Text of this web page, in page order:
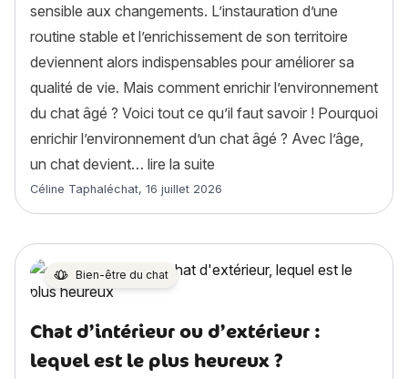
sensible aux changements. L’instauration d’une
routine stable et l’enrichissement de son territoire
deviennent alors indispensables pour améliorer sa
qualité de vie. Mais comment enrichir l’environnement
du chat âgé ? Voici tout ce qu’il faut savoir ! Pourquoi
enrichir l’environnement d’un chat âgé ? Avec l’âge,
un chat devient… lire la suite
Article rédigé par
Céline Taphaléchat, 16 juillet 2026
Bien-être du chat
Chat d’intérieur ou d’extérieur :
lequel est le plus heureux ?